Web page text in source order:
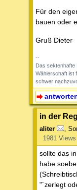
Für den
bauen oder
Gruß Dieter
--
Das sektenhafte
Wählerschaft ist
schwer
in der
aliter
1981 Views
sollte das
habe
"´zerlegt